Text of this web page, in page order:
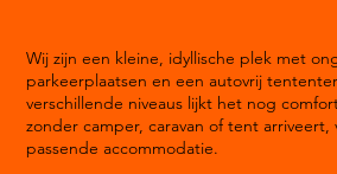
Wij zijn een kleine, idyllische plek met
parkeerplaatsen en een autovrij
verschillende niveaus lijkt het nog
zonder camper, caravan of tent
passende accommodatie.